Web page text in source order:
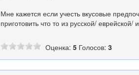
Мне кажется если учесть вкусовые
приготовить что то из русской/ еврейской/
Оценка: 5 Голосов: 3